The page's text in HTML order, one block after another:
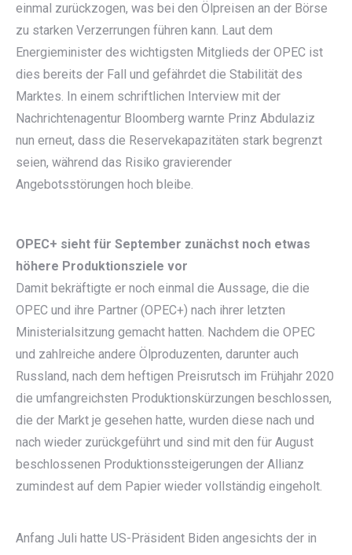
einmal zurückzogen, was bei den Ölpreisen an der Börse
zu starken Verzerrungen führen kann. Laut dem
Energieminister des wichtigsten Mitglieds der OPEC ist
dies bereits der Fall und gefährdet die Stabilität des
Marktes. In einem schriftlichen Interview mit der
Nachrichtenagentur Bloomberg warnte Prinz Abdulaziz
nun erneut, dass die Reservekapazitäten stark begrenzt
seien, während das Risiko gravierender
Angebotsstörungen hoch bleibe.
OPEC+ sieht für September zunächst noch etwas
höhere Produktionsziele vor
Damit bekräftigte er noch einmal die Aussage, die die
OPEC und ihre Partner (OPEC+) nach ihrer letzten
Ministerialsitzung gemacht hatten. Nachdem die OPEC
und zahlreiche andere Ölproduzenten, darunter auch
Russland, nach dem heftigen Preisrutsch im Frühjahr 2020
die umfangreichsten Produktionskürzungen beschlossen,
die der Markt je gesehen hatte, wurden diese nach und
nach wieder zurückgeführt und sind mit den für August
beschlossenen Produktionssteigerungen der Allianz
zumindest auf dem Papier wieder vollständig eingeholt.
Anfang Juli hatte US-Präsident Biden angesichts der in